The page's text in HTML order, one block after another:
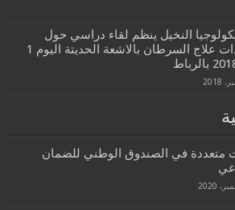
النخيل ينظم لقاء دراسي حول
مستجدات علاج السرطان بالاشعة الحديتة اليوم 1
متعددة في الصندوق الوطني للضمان